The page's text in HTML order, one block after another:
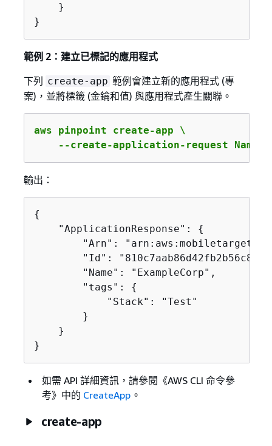
    }
}
範例 2：建立已標記的應用程式
下列 create-app 範例會建立新的應用程式 (專
案)，並將標籤 (金鑰和值) 與應用程式產生關聯。
aws pinpoint create-app \
--create-application-request
輸出：
{
    "ApplicationResponse":
{
"Arn":
"Id":
        "Name": "ExampleCorp",
        "tags":
{
            "Stack": "Test"
        }
    }
}
如需 API 詳細資訊，請參閱《AWS CLI 命令參
考》 中的 CreateApp 。
create-app